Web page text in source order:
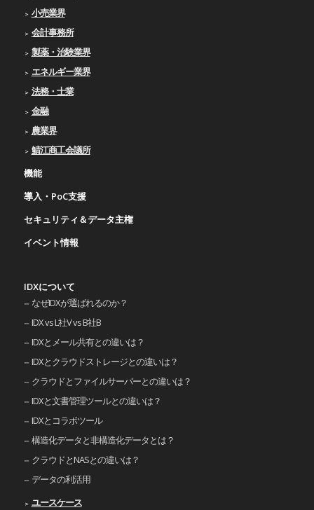
小売業界
会計事務所
製薬・治験業界
エネルギー業界
法務・士業
金融
農業界
鯖江商工会議所
機能
導入・PoC支援
セキュリティ＆データ主権
イベント情報
IDXについて
なぜIDXが選ばれるのか？
IDX vs L社V vs B社B
IDXとメール共有との違いは？
IDXとクラウドストレージとの違いは？
クラウドとファイルサーバーとの違いは？
IDXと文書管理ツールとの違いは？
IDXとコラボツール
構造化データと非構造化データとは？
クラウドとNASとの違いは？
データの利活用
ユースケース